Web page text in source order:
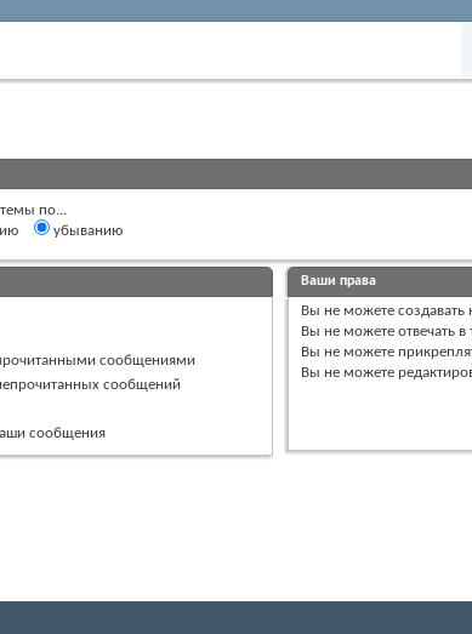
по...
убыванию
сообщениями
сообщений
сообщения
Ваши права
Вы не можете
Вы не можете отвечать в
Вы не можете
Вы не можете